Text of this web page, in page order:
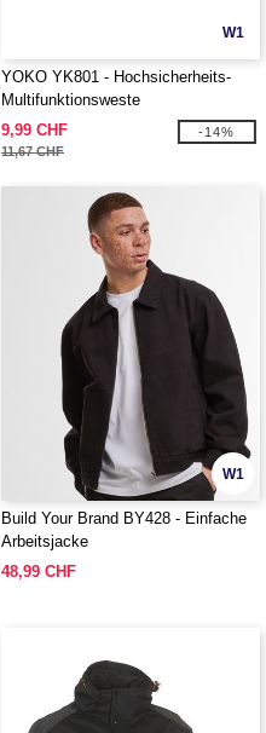
W1
YOKO YK801 - Hochsicherheits-
Multifunktionsweste
9,99 CHF
11,67 CHF
-14%
W1
Build Your Brand BY428 - Einfache
Arbeitsjacke
48,99 CHF